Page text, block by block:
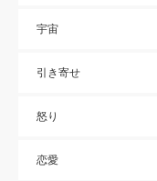
宇宙
引き寄せ
怒り
恋愛